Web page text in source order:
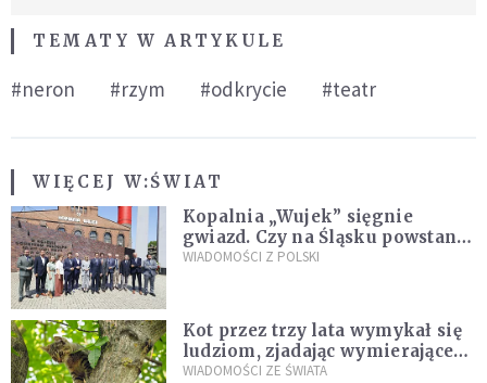
TEMATY W ARTYKULE
#neron #rzym #odkrycie #teatr
WIĘCEJ W:ŚWIAT
Kopalnia „Wujek” sięgnie
gwiazd. Czy na Śląsku powstanie
„Dolina Krzemowa”?
WIADOMOŚCI Z POLSKI
Kot przez trzy lata wymykał się
ludziom, zjadając wymierające
kaczki. W końcu popełnił
WIADOMOŚCI ZE ŚWIATA